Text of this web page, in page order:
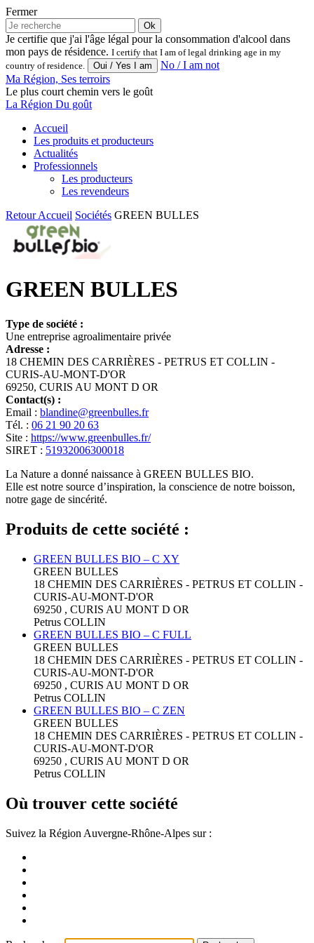
Fermer
Ok
Je certifie que j'ai l'âge légal pour la consommation d'alcool dans
mon pays de résidence. I certify that I am of legal drinking age in my
country of residence.
No / I am not
Ma Région, Ses terroirs
Le plus court chemin vers le goût
La Région Du goût
Accueil
Les produits et producteurs
Actualités
Professionnels
Les producteurs
Les revendeurs
RetourAccueil Sociétés GREEN BULLES
GREEN BULLES
Type de société :
Une entreprise agroalimentaire privée
Adresse :
18 CHEMIN DES CARRIÈRES - PETRUS ET COLLIN -
CURIS-AU-MONT-D'OR
69250, CURIS AU MONT D OR
Contact(s) :
Email : blandine@greenbulles.fr
Tél. : 06 21 90 20 63
Site : https://www.greenbulles.fr/
SIRET : 51932006300018
La Nature a donné naissance à GREEN BULLES BIO.
Elle est notre source d’inspiration, la conscience de notre boisson,
notre gage de sincérité.
Produits de cette société :
GREEN BULLES BIO – C XY
GREEN BULLES
18 CHEMIN DES CARRIÈRES - PETRUS ET COLLIN -
CURIS-AU-MONT-D'OR
69250 , CURIS AU MONT D OR
Petrus COLLIN
GREEN BULLES BIO – C FULL
GREEN BULLES
18 CHEMIN DES CARRIÈRES - PETRUS ET COLLIN -
CURIS-AU-MONT-D'OR
69250 , CURIS AU MONT D OR
Petrus COLLIN
GREEN BULLES BIO – C ZEN
GREEN BULLES
18 CHEMIN DES CARRIÈRES - PETRUS ET COLLIN -
CURIS-AU-MONT-D'OR
69250 , CURIS AU MONT D OR
Petrus COLLIN
Où trouver cette société
Suivez la Région Auvergne-Rhône-Alpes sur :